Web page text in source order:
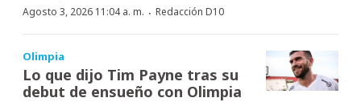
Agosto 3, 2026 11:04 a. m. · Redacción D10
Olimpia
Lo que dijo Tim Payne tras su
debut de ensueño con Olimpia